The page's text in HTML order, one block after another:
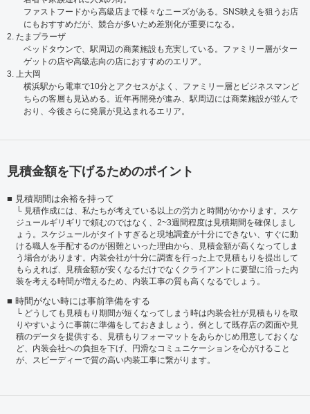
ファストフードから高級店まで様々なニーズがある。SNS映えを狙うお店
にもおすすめだが、競合が多いため差別化が重要になる。
2. たまプラーザ
ベッドタウンで、駅周辺の商業施設も充実している。ファミリー層がター
ゲットの店や高級志向の店におすすめのエリア。
3. 上大岡
横浜駅から電車で10分とアクセスがよく、ファミリー層とビジネスマンど
ちらの客層も見込める。近年再開発が進み、駅周辺には商業施設が並んで
おり、今後さらに発展が見込まれるエリア。
見積金額を下げるためのポイント
見積期間は余裕を持って
見積作成には、私たちが考えている以上の労力と時間がかかります。スケ
ジュールギリギリで頼むのではなく、2~3週間程度は見積期間を確保しまし
ょう。スケジュールがタイトすぎると現地調査が十分にできない、すぐに動
ける職人を手配するのが困難といった理由から、見積金額が高くなってしま
う場合があります。内装会社が十分に調査を行った上で見積もりを提出して
もらえれば、見積金額が安くなるだけでなくクライアントに要望に沿った内
装を考える時間が増えるため、内装工事の質も高くなるでしょう。
時間がない時には事前準備をする
どうしても見積もり期間が短くなってしまう時は内装会社が見積もりを取
りやすいように事前に準備をしておきましょう。例として既存店の図面や見
積のデータを提供する、見積もりフォーマットをあらかじめ用意しておくな
ど、内装会社への負担を下げ、円滑なコミュニケーションを心がけること
が、スピーディーで質の高い内装工事に繋がります。